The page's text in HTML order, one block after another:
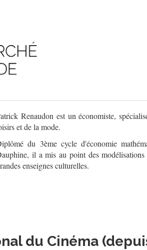
Renaudon est un économiste,
et de la mode.
du 3ème cycle d'économie
il a mis au point des
enseignes culturelles.
du Cinéma